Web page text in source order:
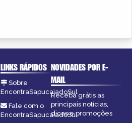
LINKS RÁPIDOS
Sobre
EncontraSapucaiadoSul
Fale com o
EncontraSapucaiadoSul
NOVIDADES POR E-
MAIL
Receba grátis as
principais notícias,
dicas e promoções